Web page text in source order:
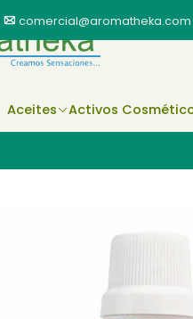
Aceites Activos
comercial@aromatheka.com